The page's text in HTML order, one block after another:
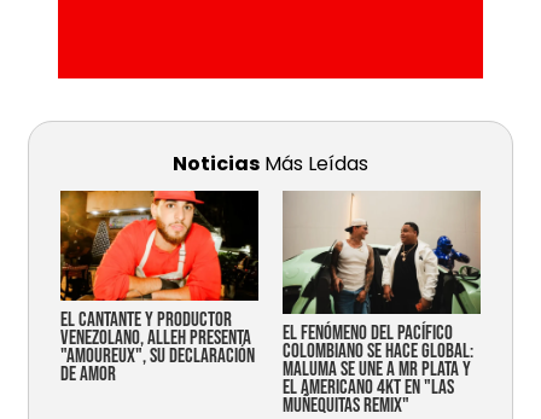
Noticias Más Leídas
EL CANTANTE Y PRODUCTOR
VENEZOLANO, ALLEH PRESENTA
"AMOUREUX", SU DECLARACIÓN
DE AMOR
EL FENÓMENO DEL PACÍFICO
COLOMBIANO SE HACE GLOBAL:
MALUMA SE UNE A MR PLATA Y
EL AMERICANO 4KT EN "LAS
MUÑEQUITAS REMIX"